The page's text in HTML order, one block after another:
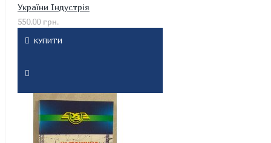
України Індустрія
550.00 грн.
КУПИТИ